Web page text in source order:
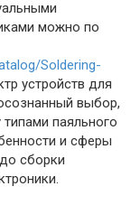
можно по
Soldering-
устройств для
выбор,
паяльного
и сферы
сборки